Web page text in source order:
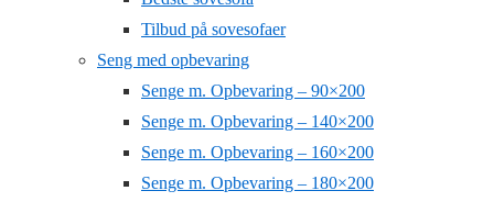
Tilbud på sovesofaer
Seng med opbevaring
Senge m. Opbevaring – 90×200
Senge m. Opbevaring – 140×200
Senge m. Opbevaring – 160×200
Senge m. Opbevaring – 180×200